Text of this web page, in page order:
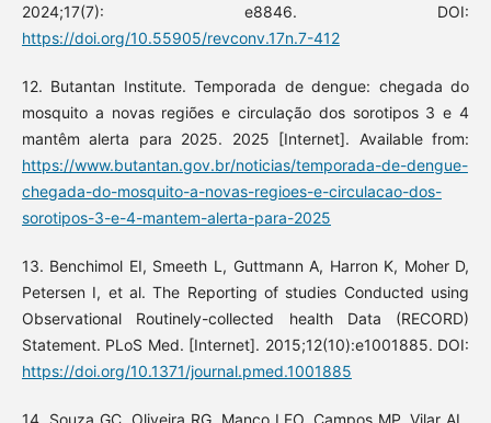
2024;17(7): e8846. DOI:
https://doi.org/10.55905/revconv.17n.7-412
12. Butantan Institute. Temporada de dengue: chegada do
mosquito a novas regiões e circulação dos sorotipos 3 e 4
mantêm alerta para 2025. 2025 [Internet]. Available from:
https://www.butantan.gov.br/noticias/temporada-de-dengue-
chegada-do-mosquito-a-novas-regioes-e-circulacao-dos-
sorotipos-3-e-4-mantem-alerta-para-2025
13. Benchimol EI, Smeeth L, Guttmann A, Harron K, Moher D,
Petersen I, et al. The Reporting of studies Conducted using
Observational Routinely-collected health Data (RECORD)
Statement. PLoS Med. [Internet]. 2015;12(10):e1001885. DOI:
https://doi.org/10.1371/journal.pmed.1001885